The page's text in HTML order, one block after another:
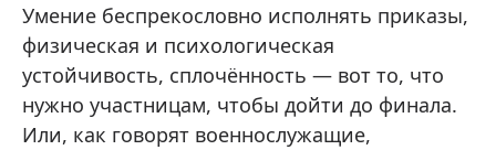
Умение беспрекословно исполнять приказы,
физическая и психологическая
устойчивость, сплочённость — вот то, что
нужно участницам, чтобы дойти до финала.
Или, как говорят военнослужащие,